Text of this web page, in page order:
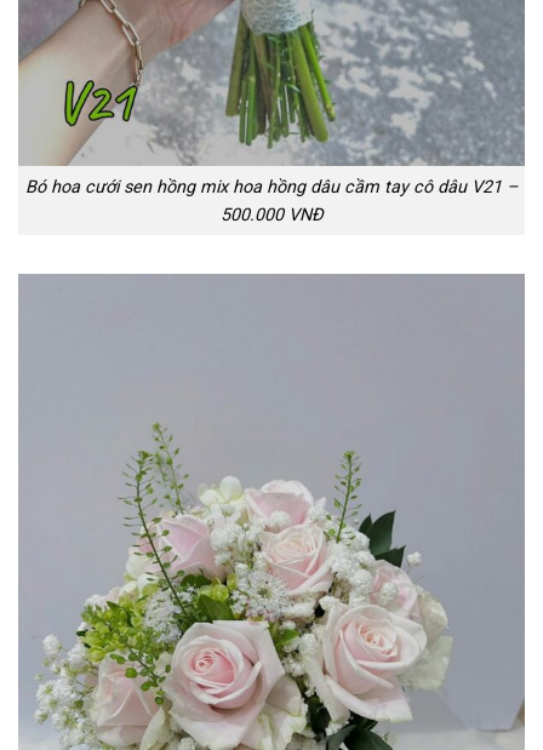
Bó hoa cưới sen hồng mix hoa hồng dâu cầm tay cô dâu V21 –
500.000 VNĐ